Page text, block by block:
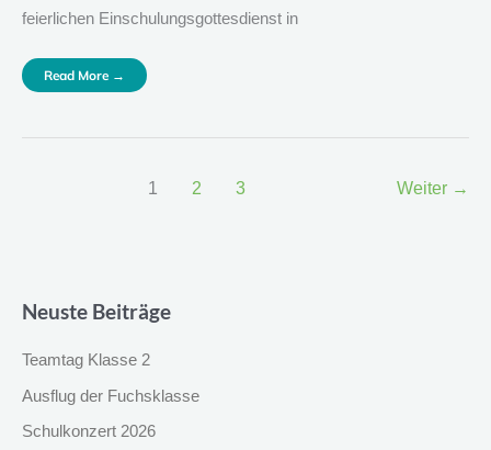
feierlichen Einschulungsgottesdienst in
Read More →
1 2 3 Weiter →
Neuste Beiträge
Teamtag Klasse 2
Ausflug der Fuchsklasse
Schulkonzert 2026